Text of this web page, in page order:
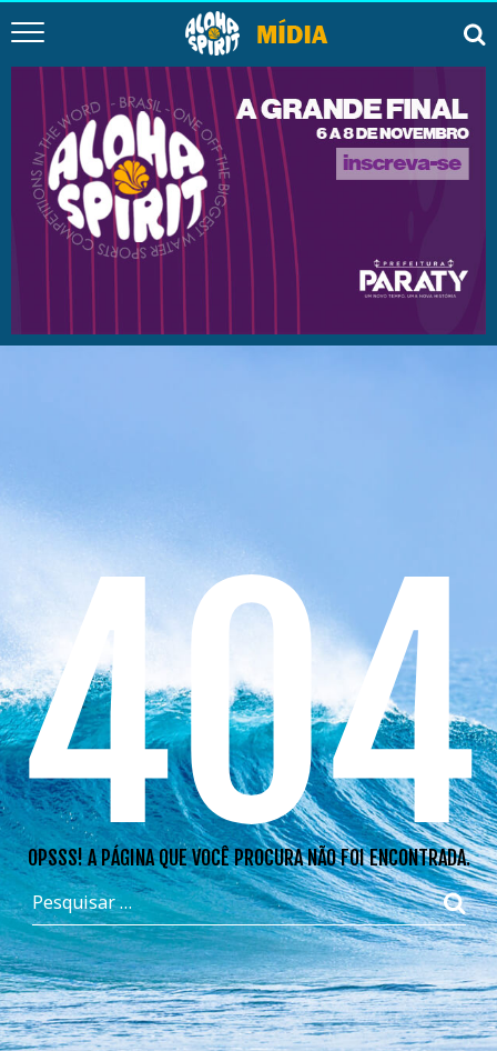
404
OPSSS! A PÁGINA QUE VOCÊ PROCURA NÃO FOI ENCONTRADA.